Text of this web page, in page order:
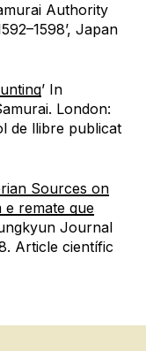
Authority
Japan
’ In
. London:
de llibre publicat
Sources on
e remate que
Journal
Article científic